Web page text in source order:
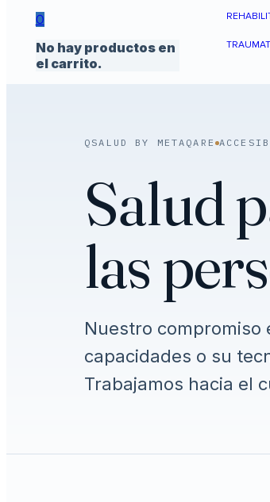
0
No hay productos en
el carrito.
QSALUD BY METAQARE
Salud
las
Nuestro compromiso
capacidades o su
Trabajamos hacia el